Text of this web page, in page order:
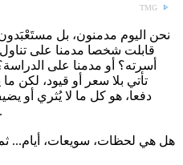
TMG
نحن اليوم مدمنون، بل مستَعْبَدون
قابلت شخصا مدمنا على
أسرته؟ أو مدمنا على
تأتي بلا سعر أو قيود، لكن ما
دفعا، هو كل ما لا يُثري أو
القيمة أقل بكثير مما يكون ظاهرا.
هل هي لحظات، سويعات، أيام...